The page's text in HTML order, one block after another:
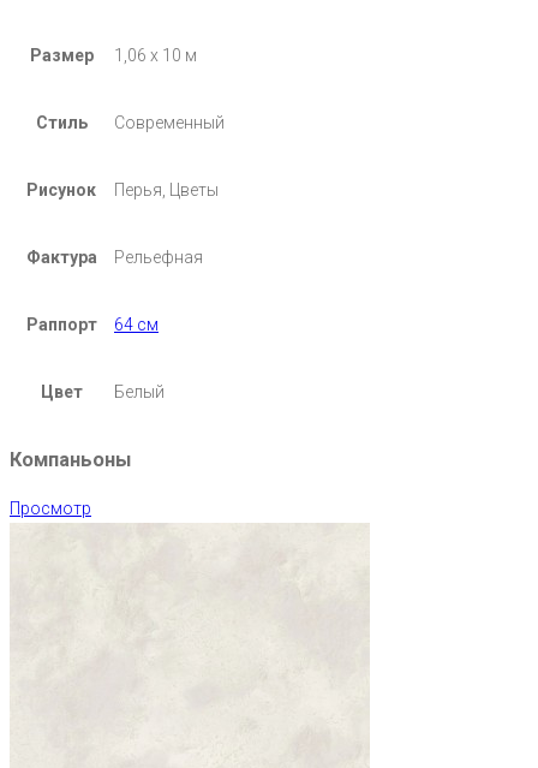
Размер 1,06 х 10 м
Стиль Современный
Рисунок Перья, Цветы
Фактура Рельефная
Раппорт 64 см
Цвет Белый
Компаньоны
Просмотр